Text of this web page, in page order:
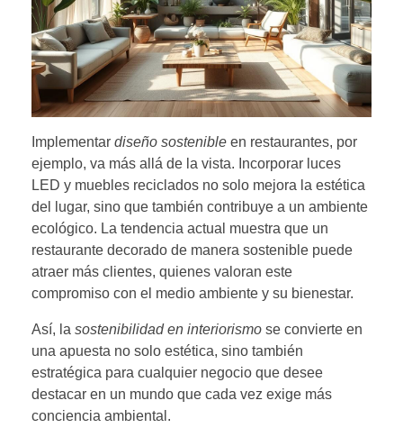
Implementar diseño sostenible en restaurantes, por
ejemplo, va más allá de la vista. Incorporar luces
LED y muebles reciclados no solo mejora la estética
del lugar, sino que también contribuye a un ambiente
ecológico. La tendencia actual muestra que un
restaurante decorado de manera sostenible puede
atraer más clientes, quienes valoran este
compromiso con el medio ambiente y su bienestar.
Así, la sostenibilidad en interiorismo se convierte en
una apuesta no solo estética, sino también
estratégica para cualquier negocio que desee
destacar en un mundo que cada vez exige más
conciencia ambiental.